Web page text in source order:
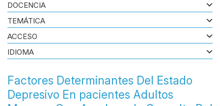
Factores Determinantes Del Estado
Depresivo En pacientes Adultos
DOCENCIA
TEMÁTICA
ACCESO
IDIOMA